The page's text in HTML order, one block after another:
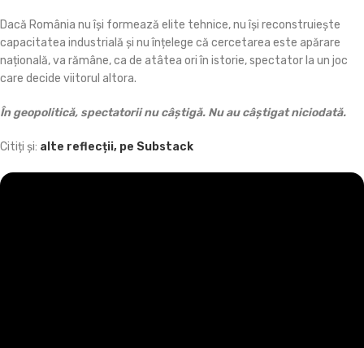
Dacă România nu își formează elite tehnice, nu își reconstruiește
capacitatea industrială și nu înțelege că cercetarea este apărare
națională, va rămâne, ca de atâtea ori în istorie, spectator la un joc
care decide viitorul altora.
În geopolitică, spectatorii nu câștigă. Nu au câștigat niciodată.
Citiți și: alte reflecții, pe Substack